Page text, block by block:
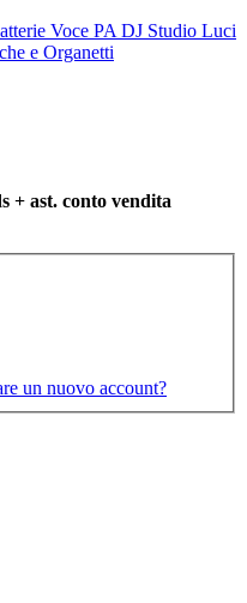
Voce PA DJ Studio Luci
e Organetti
+ ast. conto vendita
un nuovo account?